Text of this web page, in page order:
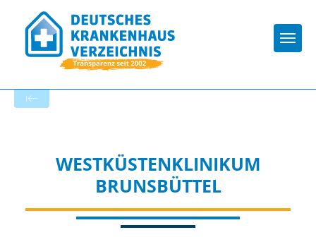
WESTKÜSTENKLINIKUM
BRUNSBÜTTEL